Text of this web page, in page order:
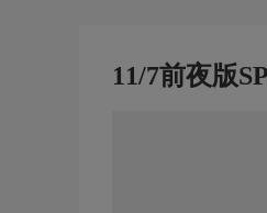
11/7前夜版